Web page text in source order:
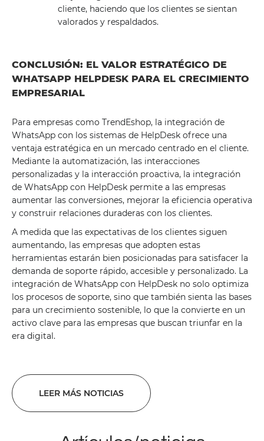
cliente, haciendo que los clientes se sientan
valorados y respaldados.
CONCLUSIÓN: EL VALOR ESTRATÉGICO DE
WHATSAPP HELPDESK PARA EL CRECIMIENTO
EMPRESARIAL
Para empresas como TrendEshop, la integración de
WhatsApp con los sistemas de HelpDesk ofrece una
ventaja estratégica en un mercado centrado en el cliente.
Mediante la automatización, las interacciones
personalizadas y la interacción proactiva, la integración
de WhatsApp con HelpDesk permite a las empresas
aumentar las conversiones, mejorar la eficiencia operativa
y construir relaciones duraderas con los clientes.
A medida que las expectativas de los clientes siguen
aumentando, las empresas que adopten estas
herramientas estarán bien posicionadas para satisfacer la
demanda de soporte rápido, accesible y personalizado. La
integración de WhatsApp con HelpDesk no solo optimiza
los procesos de soporte, sino que también sienta las bases
para un crecimiento sostenible, lo que la convierte en un
activo clave para las empresas que buscan triunfar en la
era digital.
LEER MÁS NOTICIAS